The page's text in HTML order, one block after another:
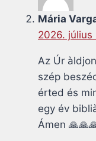
Mária
2026. július
Az Úr
szép
érted és
egy év
Ámen